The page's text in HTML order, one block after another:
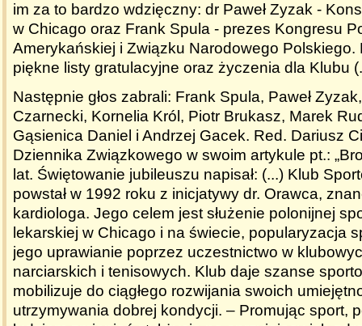
im za to bardzo wdzięczny: dr Paweł Zyzak -
w Chicago oraz Frank Spula - prezes Kongresu
Amerykańskiej i Związku Narodowego Polskiego.
piękne listy gratulacyjne oraz życzenia dla Klubu
Następnie głos zabrali: Frank Spula, Paweł
Czarnecki, Kornelia Król, Piotr Brukasz, Marek
Gąsienica Daniel i Andrzej Gacek. Red. Dariusz
Dziennika Związkowego w swoim artykule pt.:
lat. Świętowanie jubileuszu napisał: (...) Klub
powstał w 1992 roku z inicjatywy dr. Orawca,
kardiologa. Jego celem jest służenie polonijnej
lekarskiej w Chicago i na świecie, popularyzacja
jego uprawianie poprzez uczestnictwo w
narciarskich i tenisowych. Klub daje szanse
mobilizuje do ciągłego rozwijania swoich
utrzymywania dobrej kondycji. – Promując sport,